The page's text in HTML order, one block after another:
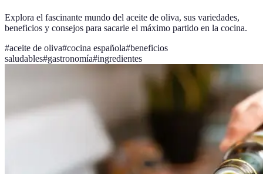
Explora el fascinante mundo del aceite de oliva, sus variedades,
beneficios y consejos para sacarle el máximo partido en la cocina.
#aceite de oliva#cocina española#beneficios
saludables#gastronomía#ingredientes